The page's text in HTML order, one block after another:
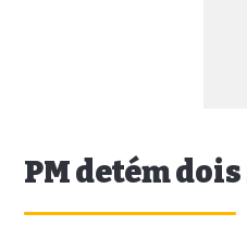
PM detém